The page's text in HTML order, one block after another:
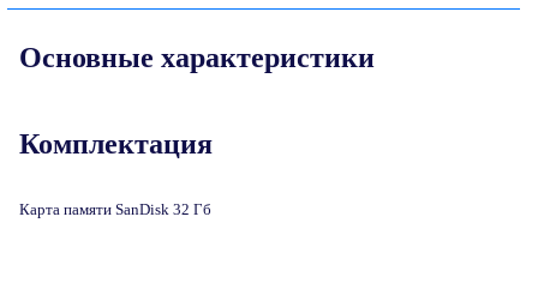
Основные характеристики
Комплектация
Карта памяти SanDisk 32 Гб